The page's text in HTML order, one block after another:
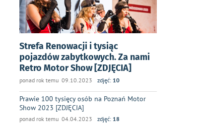
Strefa Renowacji i tysiąc
pojazdów zabytkowych. Za nami
Retro Motor Show [ZDJĘCIA]
ponad rok temu 09.10.2023 zdjęć: 10
Prawie 100 tysięcy osób na Poznań Motor
Show 2023 [ZDJĘCIA]
ponad rok temu 04.04.2023 zdjęć: 18